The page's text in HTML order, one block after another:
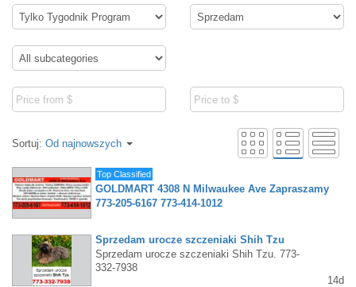
Sortuj: Od najnowszych
Top Classified
GOLDMART 4308 N Milwaukee Ave Zapraszamy
773-205-6167 773-414-1012
Sprzedam urocze szczeniaki Shih Tzu
Sprzedam urocze szczeniaki Shih Tzu. 773-
332-7938
14d